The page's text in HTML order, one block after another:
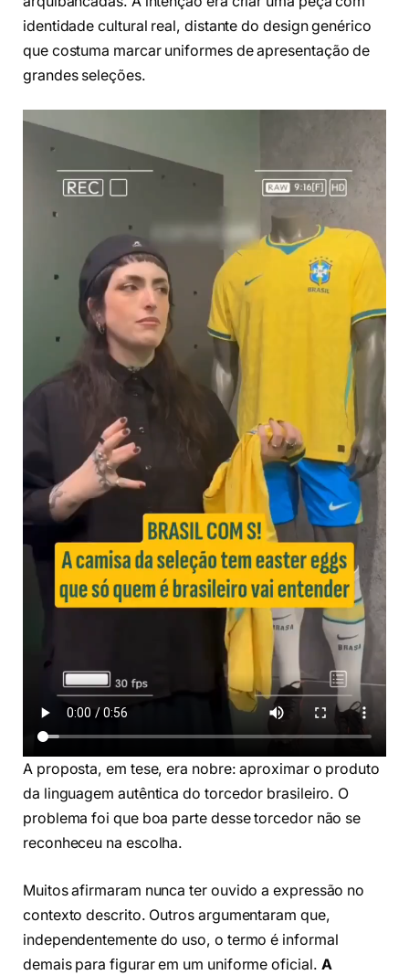
identidade cultural real, distante do design genérico
que costuma marcar uniformes de apresentação de
grandes seleções.
A proposta, em tese, era nobre: aproximar o produto
da linguagem autêntica do torcedor brasileiro. O
problema foi que boa parte desse torcedor não se
reconheceu na escolha.
Muitos afirmaram nunca ter ouvido a expressão no
contexto descrito. Outros argumentaram que,
independentemente do uso, o termo é informal
demais para figurar em um uniforme oficial. A